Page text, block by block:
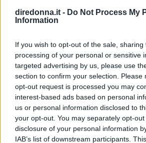
diredonna.it - Do Not Process My
Information
If you wish to opt-out of the sale,
processing of your personal or sensitive
targeted advertising by us, please use
section to confirm your selection. Please
opt-out request is processed you may
interest-based ads based on personal
us or personal information disclosed to
your opt-out. You may separately opt-
disclosure of your personal information
IAB’s list of downstream participants.
Must have di qualsiasi guardaroba, la